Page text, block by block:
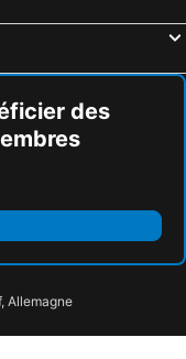
des
Allemagne